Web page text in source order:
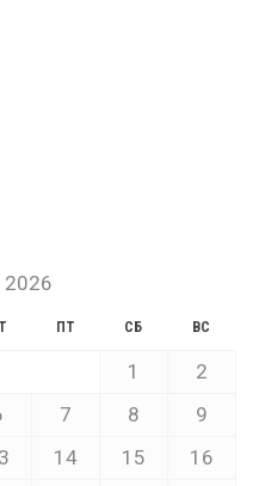
2026
ПТ СБ ВС
1
2
7 8
9
14 15
16